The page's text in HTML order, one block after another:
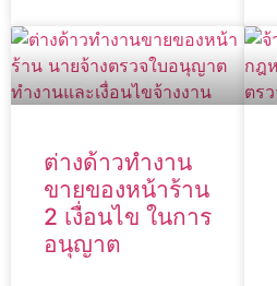
ต่างด้าวทำงาน
ขายของหน้าร้าน
2 เงื่อนไข ในการ
อนุญาต